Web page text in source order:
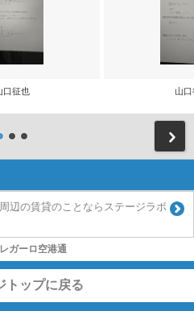
口征也 山
辺の賃貸のことならステージラボ
レガーロ空港通
トップに戻る